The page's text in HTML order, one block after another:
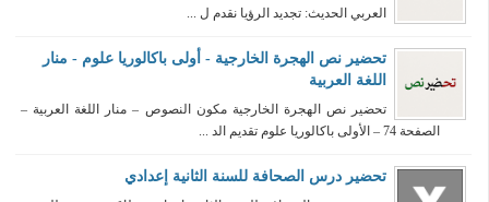
العربي الحديث: تجديد الرؤيا نقدم ل ...
تحضير نص الهجرة الخارجية - أولى باكالوريا علوم - منار
اللغة العربية
تحضير نص الهجرة الخارجية مكون النصوص – منار اللغة العربية –
الصفحة 74 – الأولى باكالوريا علوم تقديم الد ...
تحضير درس الصحافة للسنة الثانية إعدادي